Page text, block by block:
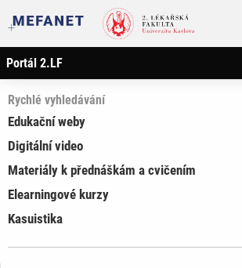
Portál 2.LF
Rychlé vyhledávání
Edukační weby
Digitální video
Materiály k přednáškám a cvičením
Elearningové kurzy
Kasuistika